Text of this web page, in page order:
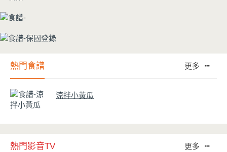
熱門食譜 更多
涼拌小黃瓜
熱門影音TV 更多